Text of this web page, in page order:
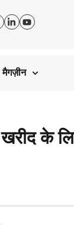
मैगज़ीन
के